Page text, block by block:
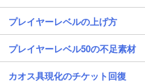
プレイヤーレベルの上げ方
プレイヤーレベル50の不足素材
カオス具現化のチケット回復